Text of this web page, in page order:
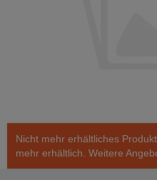
Nicht mehr erhältliches
mehr erhältlich. Weitere